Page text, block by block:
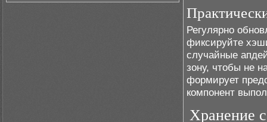
Регулярно
фиксируйте
случайные
зону, чтобы не
формирует
компонент
Хранение